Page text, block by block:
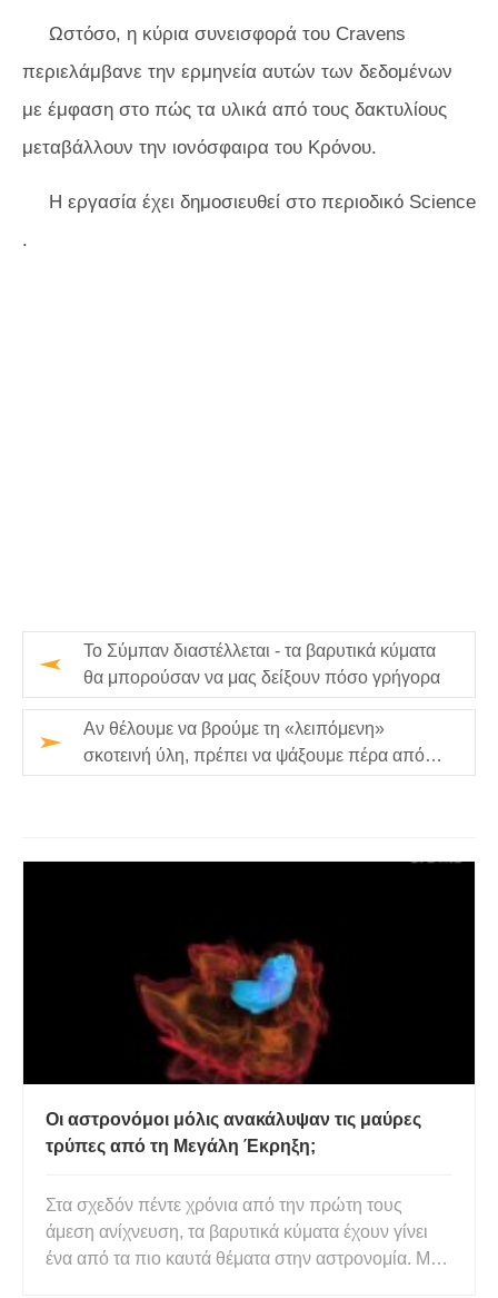
Ωστόσο, η κύρια συνεισφορά του Cravens
περιελάμβανε την ερμηνεία αυτών των δεδομένων
με έμφαση στο πώς τα υλικά από τους δακτυλίους
μεταβάλλουν την ιονόσφαιρα του Κρόνου.
Η εργασία έχει δημοσιευθεί στο περιοδικό Science
.
Το Σύμπαν διαστέλλεται - τα βαρυτικά κύματα
θα μπορούσαν να μας δείξουν πόσο γρήγορα
Αν θέλουμε να βρούμε τη «λειπόμενη»
σκοτεινή ύλη, πρέπει να ψάξουμε πέρα ​​από
τις μαύρες τρύπες
Οι αστρονόμοι μόλις ανακάλυψαν τις μαύρες
τρύπες από τη Μεγάλη Έκρηξη;
Στα σχεδόν πέντε χρόνια από την πρώτη τους
άμεση ανίχνευση, τα βαρυτικά κύματα έχουν γίνει
ένα από τα πιο καυτά θέματα στην αστρονομία. Με